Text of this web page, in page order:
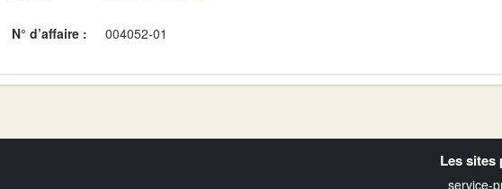
N° d’affaire : 004052-01
Les sites
service-